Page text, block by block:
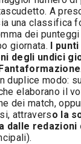
A
una classifica
dei
giornata. I
degli undici
duplice modo:
elaborano il
dei match,
attraverso la
dalle redazioni